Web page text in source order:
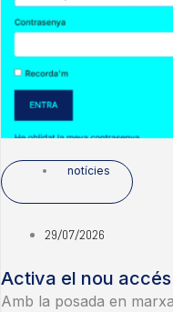
notícies
29/07/2026
Activa el nou
Amb la posada en